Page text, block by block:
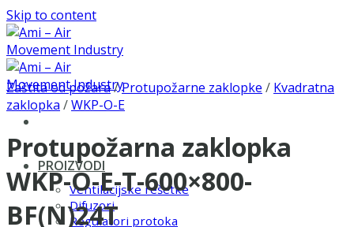
Skip to content
PROIZVODI
Ventilacijske rešetke
Difuzori
Regulatori protoka
Zaštita od požara/Protupožarne zaklopke / Kvadratna
zaklopka /WKP-O-E
Protupožarna zaklopka
WKP-O-E-T-600×800-
BF(N)24T